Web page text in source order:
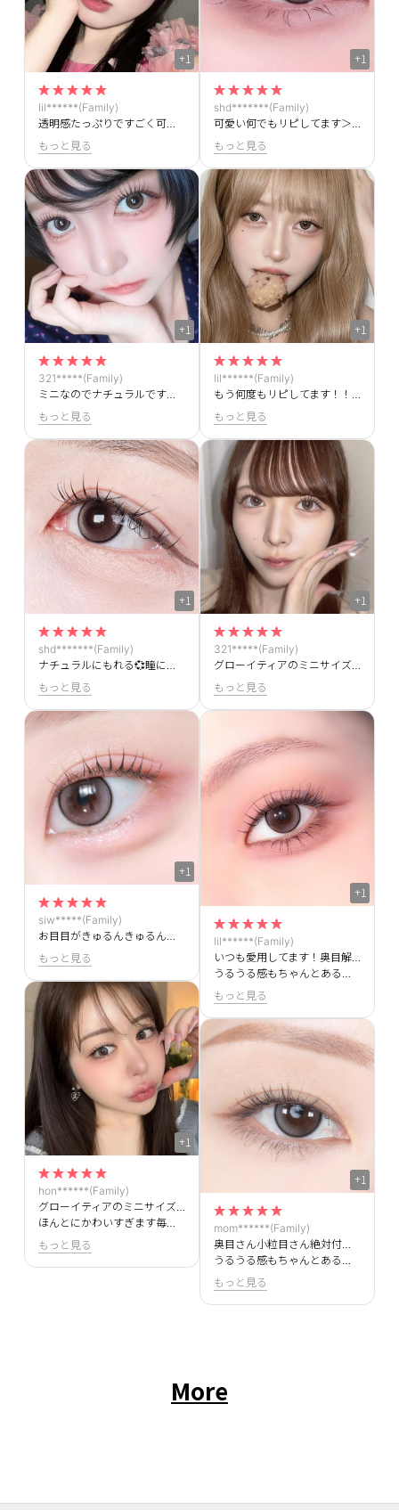
+1
lil******(Family)
透明感たっぷりですごく可愛いです！✨
もっと見る
+1
321*****(Family)
ミニなのでナチュラルですけどちゃんともれて可愛いです
もっと見る
+1
shd*******(Family)
もっと見る
+1
siw*****(Family)
お目目がきゅるんきゅるんめちゃくちゃ可愛いです＞＜もう何回もリピしてます！！
もっと見る
+1
hon******(Family)
グローイティアのミニサイズ待ってました！！
ほんとにかわいすぎます毎日使えるくらい使いやすい！！
もっと見る
+1
shd*******(Family)
もっと見る
+1
lil******(Family)
もっと見る
+1
321*****(Family)
もっと見る
+1
lil******(Family)
うるうる感もちゃんとある！！！
もっと見る
+1
mom******(Family)
奥目さん小粒目さん絶対付けてほしいです＞＜
うるうる感もちゃんとあるのにナチュラルに盛れます！
もっと見る
More